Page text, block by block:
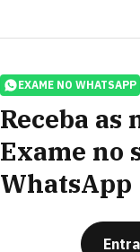
EXAME NO WHATSAPP
Receba as
Exame no
WhatsApp